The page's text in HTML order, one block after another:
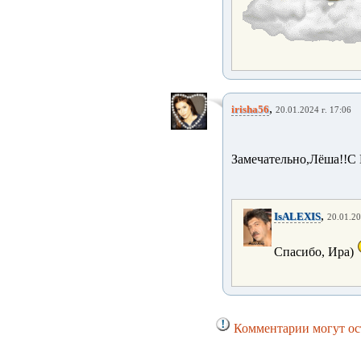
irisha56, 20.01.2024 г. 17:06
IsALEXIS,
Спасибо, Ира)
Комментарии могут